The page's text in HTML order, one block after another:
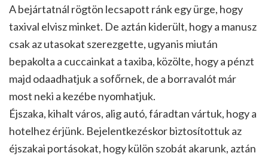
A bejártatnál rögtön lecsapott ránk egy ürge, hogy
taxival elvisz minket. De aztán kiderült, hogy a manusz
csak az utasokat szerezgette, ugyanis miután
bepakolta a cuccainkat a taxiba, közölte, hogy a pénzt
majd odaadhatjuk a sofőrnek, de a borravalót már
most neki a kezébe nyomhatjuk.
Éjszaka, kihalt város, alig autó, fáradtan vártuk, hogy a
hotelhez érjünk. Bejelentkezéskor biztosítottuk az
éjszakai portásokat, hogy külön szobát akarunk, aztán